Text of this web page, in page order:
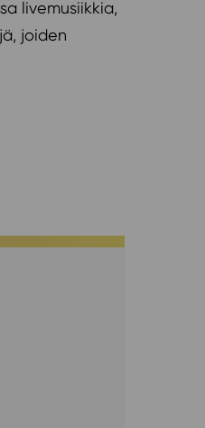
livemusiikkia,
joiden